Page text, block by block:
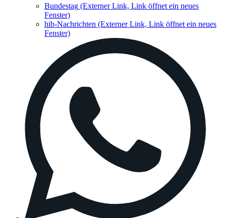
Bundestag (Externer Link, Link öffnet ein neues
Fenster)
hib-Nachrichten (Externer Link, Link öffnet ein neues
Fenster)